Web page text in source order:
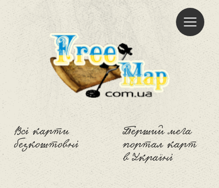
Всі карти
безкоштовні
Freemap
Перший мега
портал карт
в Україні